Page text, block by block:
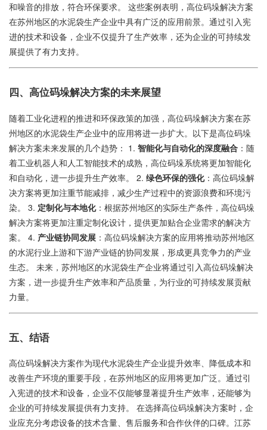
和噪音的排放，符合环保要求。 这些案例表明，高位码垛解决方案
在苏州地区的水泥袋生产企业中具有广泛的应用前景。通过引入宪
进的技术和设备，企业不仅提升了生产效率，还为企业的可持续发
展提供了有力支持。
四、高位码垛解决方案的未来展望
随着工业化进程的推进和环保政策的加强，高位码垛解决方案在苏
州地区的水泥袋生产企业中的应用将进一步扩大。以下是高位码垛
解决方案未来发展的几个趋势： 1. 智能化与自动化的深度融合 ：随
着工业机器人和人工智能技术的成熟，高位码垛系统将更加智能化
和自动化，进一步提升生产效率。 2. 绿色环保的强化：高位码垛解
决方案将更加注重节能减排，减少生产过程中的资源浪费和环境污
染。 3. 定制化与本地化：根据苏州地区的实际生产条件，高位码垛
解决方案将更加注重定制化设计，提供更加贴合企业需求的解决方
案。 4. 产业链协同发展 ：高位码垛解决方案的应用将推动苏州地区
的水泥行业上游和下游产业链的协同发展，形成更具竞争力的产业
生态。 未来，苏州地区的水泥袋生产企业将通过引入高位码垛解决
方案，进一步提升生产效率和产品质量，为行业的可持续发展贡献
力量。
五、结语
高位码垛解决方案作为现代水泥袋生产企业提升效率、降低成本和
改善生产环境的重要手段，在苏州地区的应用将更加广泛。通过引
入宪进的技术和设备，企业不仅能够显著提升生产效率，还能够为
企业的可持续发展提供有力支持。 在选择高位码垛解决方案时，企
业应充分考虑设备的技术含量、售后服务和合作伙伴的口碑。江苏